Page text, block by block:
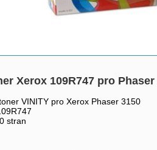
Xerox 109R747 pro Phaser
VINITY pro Xerox Phaser 3150
stran